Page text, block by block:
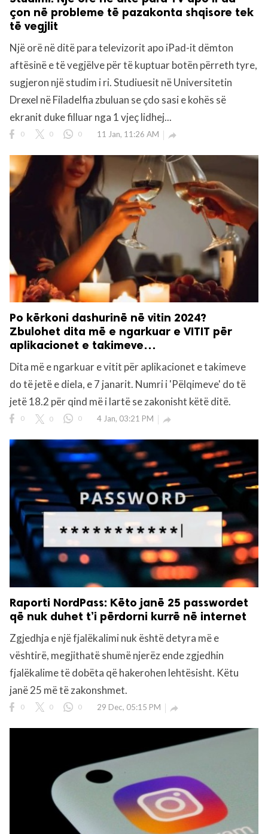
çon në probleme të pazakonta shqisore tek
të vegjlit
Një orë në ditë para televizorit apo iPad-it dëmton
aftësinë e të vegjëlve për të kuptuar botën përreth tyre,
sugjeron një studim i ri. Studiuesit në Universitetin
Drexel në Filadelfia zbuluan se çdo sasi e kohës së
ekranit duke filluar nga 1 vjeç lidhej...
0 0 0 11 Jan, 11:26 AM 
Po kërkoni dashurinë në vitin 2024?
Zbulohet dita më e ngarkuar e VITIT për
aplikacionet e takimeve…
Dita më e ngarkuar e vitit për aplikacionet e takimeve
do të jetë e diela, e 7 janarit. Numri i 'Pëlqimeve' do të
jetë 18.2 për qind më i lartë se zakonisht këtë ditë.
0 0 0 4 Jan, 03:21 PM 
Raporti NordPass: Këto janë 25 passwordet
që nuk duhet t’i përdorni kurrë në internet
Zgjedhja e një fjalëkalimi nuk është detyra më e
vështirë, megjithatë shumë njerëz ende zgjedhin
fjalëkalime të dobëta që hakerohen lehtësisht. Këtu
janë 25 më të zakonshmet.
0 0 0 29 Dec, 05:15 PM 